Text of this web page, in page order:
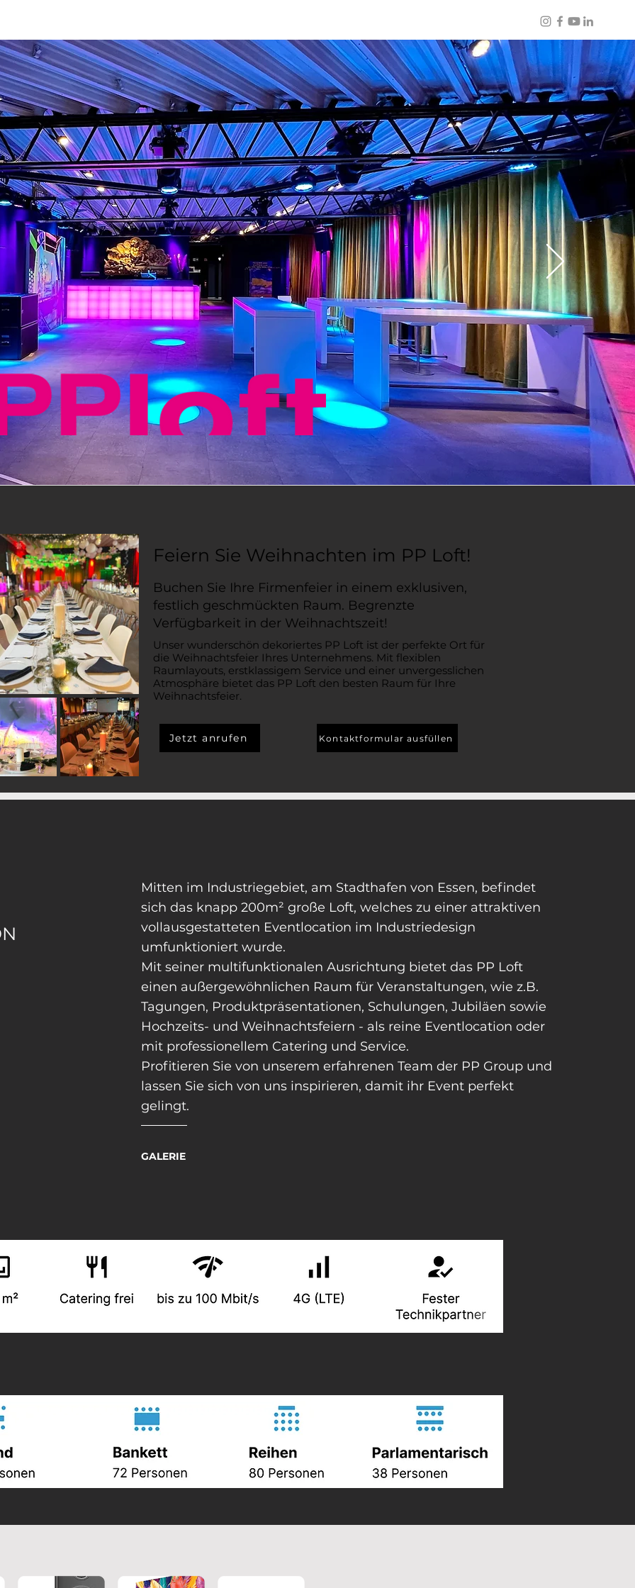
Feiern Sie Weihnachten im PP Loft!
Buchen Sie Ihre Firmenfeier in einem exklusiven,
festlich geschmückten Raum. Begrenzte
Verfügbarkeit in der Weihnachtszeit!
Unser wunderschön dekoriertes PP Loft ist der perfekte Ort für
die Weihnachtsfeier Ihres Unternehmens. Mit flexiblen
Raumlayouts, erstklassigem Service und einer unvergesslichen
Atmosphäre bietet das PP Loft den besten Raum für Ihre
Weihnachtsfeier.
Jetzt anrufen Kontaktformular ausfüllen
Mitten im Industriegebiet, am Stadthafen von Essen, befindet
sich das knapp 200m² große Loft, welches zu einer attraktiven
vollausgestatteten Eventlocation im Industriedesign
umfunktioniert wurde.
Mit seiner multifunktionalen Ausrichtung bietet das PP Loft
einen außergewöhnlichen Raum für Veranstaltungen, wie z.B.
Tagungen, Produktpräsentationen, Schulungen, Jubiläen sowie
Hochzeits- und Weihnachtsfeiern - als reine Eventlocation oder
mit professionellem Catering und Service.
Profitieren Sie von unserem erfahrenen Team der PP Group und
lassen Sie sich von uns inspirieren, damit ihr Event perfekt
gelingt.
GALERIE